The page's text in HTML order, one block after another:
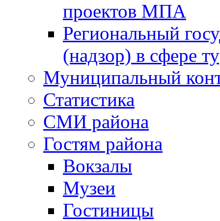
проектов МПА
Региональный
(надзор) в сфере
Муниципальный
Статистика
СМИ района
Гостям района
Вокзалы
Музеи
Гостиницы